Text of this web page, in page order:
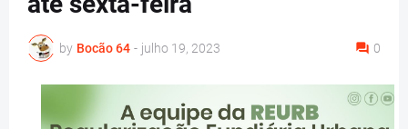
by Bocão 64 - julho 19, 2023 0